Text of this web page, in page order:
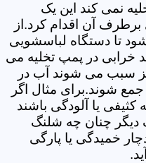
نمی کند این یک
آن اقدام کرد.از
تا دستگاه لباسشویی
خرابی در پمپ تخلیه می
سبب می شوند آب در
شوند.برای مثال اگر
کثیفی یا آلودگی باشند
دیگر چنان چه شلنگ
خمیدگی یا پارگی